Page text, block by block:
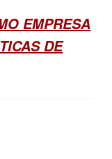
EMPRESA
DE